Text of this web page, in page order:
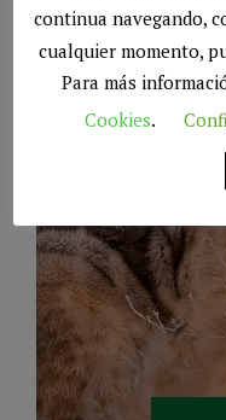
continua navegando,
cualquier momento,
Para más
Cookies.